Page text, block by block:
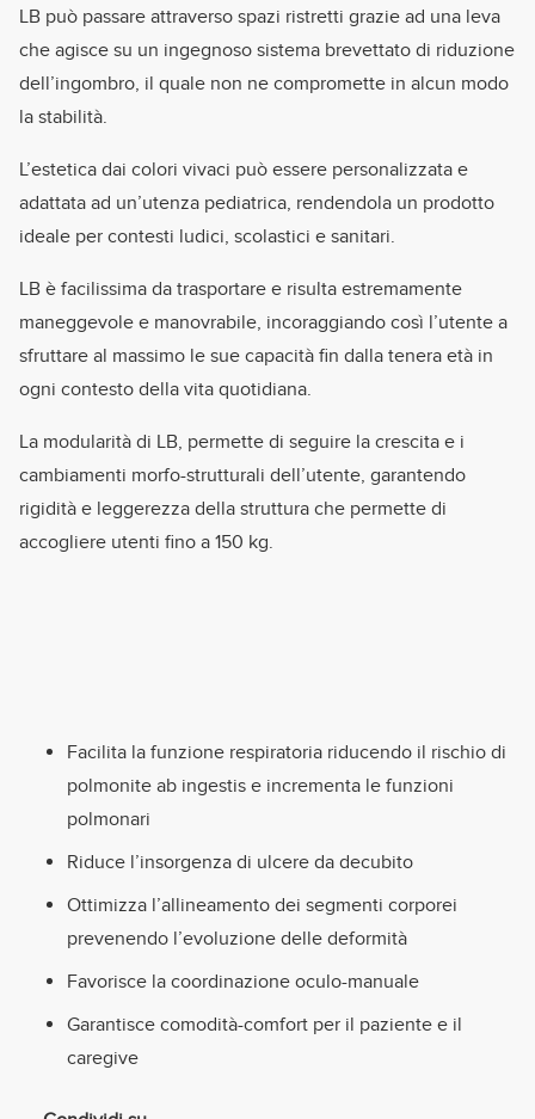
LB può passare attraverso spazi ristretti grazie ad una leva
che agisce su un ingegnoso sistema brevettato di riduzione
dell’ingombro, il quale non ne compromette in alcun modo
la stabilità.
L’estetica dai colori vivaci può essere personalizzata e
adattata ad un’utenza pediatrica, rendendola un prodotto
ideale per contesti ludici, scolastici e sanitari.
LB è facilissima da trasportare e risulta estremamente
maneggevole e manovrabile, incoraggiando così l’utente a
sfruttare al massimo le sue capacità fin dalla tenera età in
ogni contesto della vita quotidiana.
La modularità di LB, permette di seguire la crescita e i
cambiamenti morfo-strutturali dell’utente, garantendo
rigidità e leggerezza della struttura che permette di
accogliere utenti fino a 150 kg.
Facilita la funzione respiratoria riducendo il rischio di
polmonite ab ingestis e incrementa le funzioni
polmonari
Riduce l’insorgenza di ulcere da decubito
Ottimizza l’allineamento dei segmenti corporei
prevenendo l’evoluzione delle deformità
Favorisce la coordinazione oculo-manuale
Garantisce comodità-comfort per il paziente e il
caregive